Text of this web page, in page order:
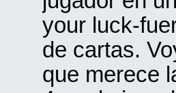
your luck-
de cartas.
que merece